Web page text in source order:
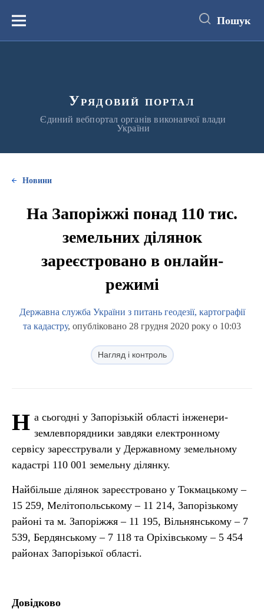
вмістуМеню Пошук
Урядовий портал
Єдиний вебпортал органів виконавчої влади
України
Новини
На Запоріжжі понад 110 тис.
земельних ділянок
зареєстровано в онлайн-
режимі
Державна служба України з питань геодезії, картографії
та кадастру, опубліковано 28 грудня 2020 року о 10:03
Нагляд і контроль
Н а сьогодні у Запорізькій області інженери-
землевпорядники завдяки електронному
сервісу зареєстрували у Державному земельному
кадастрі 110 001 земельну ділянку.
Найбільше ділянок зареєстровано у Токмацькому –
15 259, Мелітопольському – 11 214, Запорізькому
районі та м. Запоріжжя – 11 195, Вільнянському – 7
539, Бердянському – 7 118 та Оріхівському – 5 454
районах Запорізької області.
Довідково